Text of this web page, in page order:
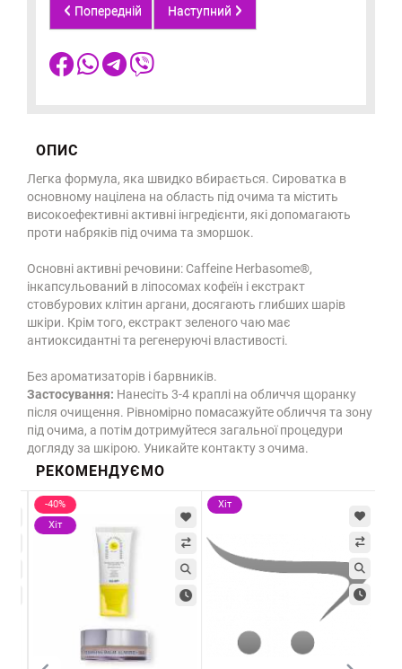
Попередній Наступний
ОПИС
Легка формула, яка швидко вбирається. Сироватка в
основному націлена на область під очима та містить
високоефективні активні інгредієнти, які допомагають
проти набряків під очима та зморшок.
Основні активні речовини: Caffeine Herbasome®,
інкапсульований в ліпосомах кофеїн і екстракт
стовбурових клітин аргани, досягають глибших шарів
шкіри. Крім того, екстракт зеленого чаю має
антиоксидантні та регенеруючі властивості.
Без ароматизаторів і барвників.
Застосування: Нанесіть 3-4 краплі на обличчя щоранку
після очищення. Рівномірно помасажуйте обличчя та зону
під очима, а потім дотримуйтеся загальної процедури
догляду за шкірою. Уникайте контакту з очима.
РЕКОМЕНДУЄМО
-40%
Хіт
Хіт